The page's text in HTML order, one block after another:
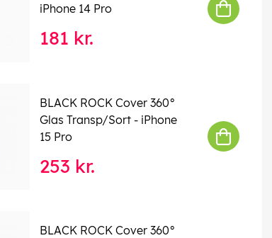
iPhone 14 Pro
181 kr.
BLACK ROCK Cover 360°
Glas Transp/Sort - iPhone
15 Pro
253 kr.
BLACK ROCK Cover 360°